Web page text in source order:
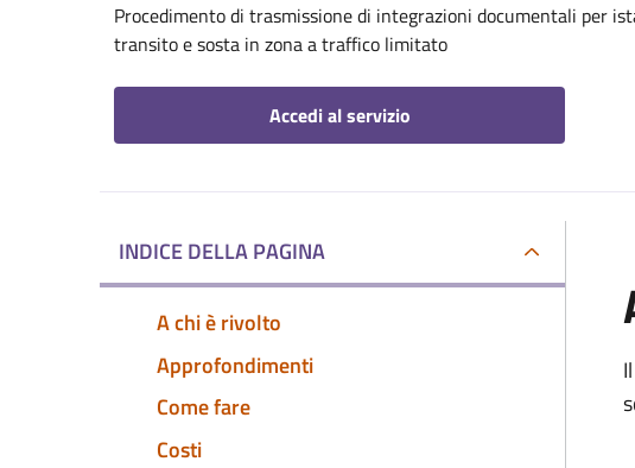
Procedimento di trasmissione di integrazioni documentali per
transito e sosta in zona a traffico limitato
Accedi al servizio
INDICE DELLA PAGINA
A chi è rivolto
Approfondimenti
Come fare
Costi